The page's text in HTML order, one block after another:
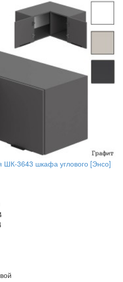
ШК-3643 шкафа углового [Энсо]